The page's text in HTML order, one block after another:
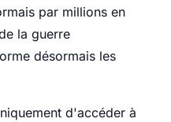
par millions en
la guerre
désormais les
d'accéder à